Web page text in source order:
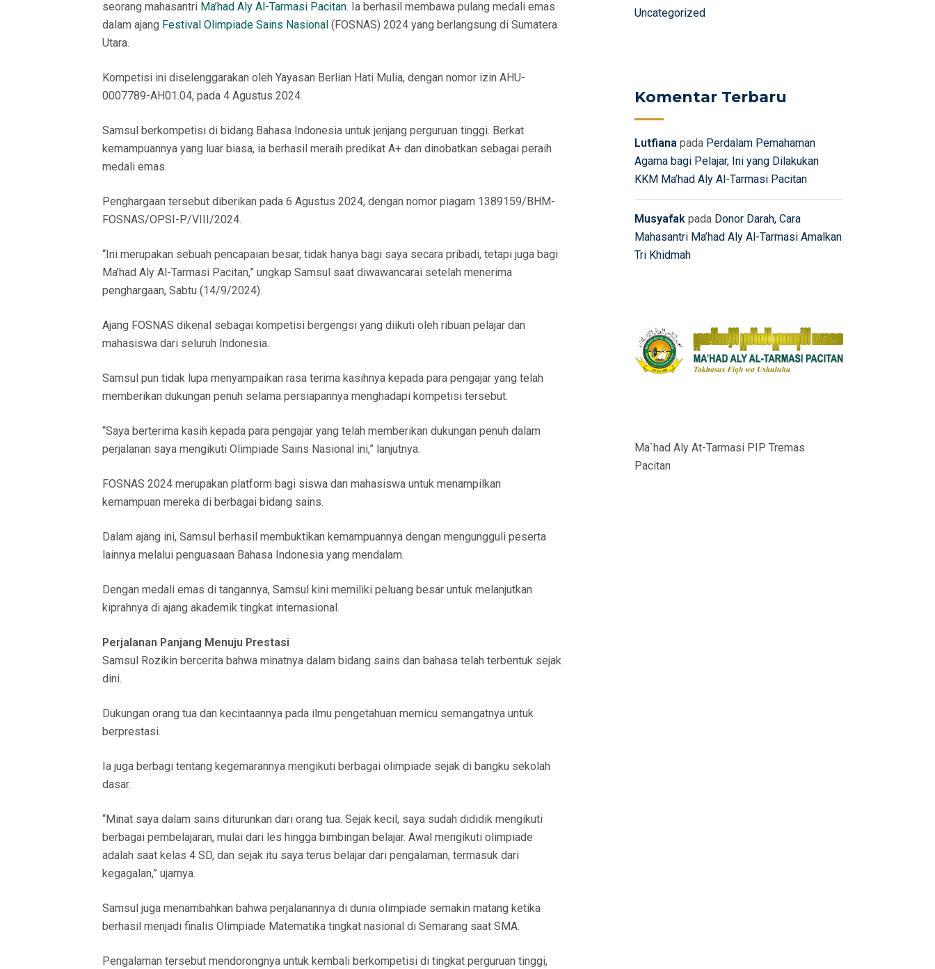
N
seorang mahasantri Ma’had Aly Al-Tarmasi Pacitan. Ia berhasil membawa pulang medali emas
dalam ajang Festival Olimpiade Sains Nasional (FOSNAS) 2024 yang berlangsung di Sumatera
Utara.
Kompetisi ini diselenggarakan oleh Yayasan Berlian Hati Mulia, dengan nomor izin AHU-
0007789-AH01.04, pada 4 Agustus 2024.
Samsul berkompetisi di bidang Bahasa Indonesia untuk jenjang perguruan tinggi. Berkat
kemampuannya yang luar biasa, ia berhasil meraih predikat A+ dan dinobatkan sebagai peraih
medali emas.
Penghargaan tersebut diberikan pada 6 Agustus 2024, dengan nomor piagam 1389159/BHM-
FOSNAS/OPSI-P/VIII/2024.
“Ini merupakan sebuah pencapaian besar, tidak hanya bagi saya secara pribadi, tetapi juga bagi
Ma’had Aly Al-Tarmasi Pacitan,” ungkap Samsul saat diwawancarai setelah menerima
penghargaan, Sabtu (14/9/2024).
Ajang FOSNAS dikenal sebagai kompetisi bergengsi yang diikuti oleh ribuan pelajar dan
mahasiswa dari seluruh Indonesia.
Samsul pun tidak lupa menyampaikan rasa terima kasihnya kepada para pengajar yang telah
memberikan dukungan penuh selama persiapannya menghadapi kompetisi tersebut.
“Saya berterima kasih kepada para pengajar yang telah memberikan dukungan penuh dalam
perjalanan saya mengikuti Olimpiade Sains Nasional ini,” lanjutnya.
FOSNAS 2024 merupakan platform bagi siswa dan mahasiswa untuk menampilkan
kemampuan mereka di berbagai bidang sains.
Dalam ajang ini, Samsul berhasil membuktikan kemampuannya dengan mengungguli peserta
lainnya melalui penguasaan Bahasa Indonesia yang mendalam.
Dengan medali emas di tangannya, Samsul kini memiliki peluang besar untuk melanjutkan
kiprahnya di ajang akademik tingkat internasional.
Perjalanan Panjang Menuju Prestasi
Samsul Rozikin bercerita bahwa minatnya dalam bidang sains dan bahasa telah terbentuk sejak
dini.
Dukungan orang tua dan kecintaannya pada ilmu pengetahuan memicu semangatnya untuk
berprestasi.
Ia juga berbagi tentang kegemarannya mengikuti berbagai olimpiade sejak di bangku sekolah
dasar.
“Minat saya dalam sains diturunkan dari orang tua. Sejak kecil, saya sudah dididik mengikuti
berbagai pembelajaran, mulai dari les hingga bimbingan belajar. Awal mengikuti olimpiade
adalah saat kelas 4 SD, dan sejak itu saya terus belajar dari pengalaman, termasuk dari
kegagalan,” ujarnya.
Samsul juga menambahkan bahwa perjalanannya di dunia olimpiade semakin matang ketika
berhasil menjadi finalis Olimpiade Matematika tingkat nasional di Semarang saat SMA.
Pengalaman tersebut mendorongnya untuk kembali berkompetisi di tingkat perguruan tinggi,
Uncategorized
Komentar Terbaru
Lutfiana pada Perdalam Pemahaman
Agama bagi Pelajar, Ini yang Dilakukan
KKM Ma’had Aly Al-Tarmasi Pacitan
Musyafak pada Donor Darah, Cara
Mahasantri Ma’had Aly Al-Tarmasi Amalkan
Tri Khidmah
Ma`had Aly At-Tarmasi PIP Tremas
Pacitan